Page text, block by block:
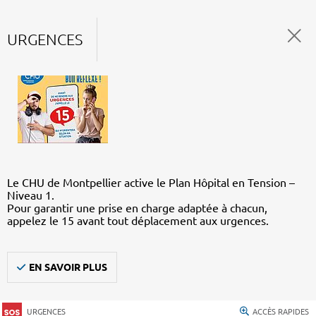
URGENCES
Le CHU de Montpellier active le Plan Hôpital en Tension –
Niveau 1.
Pour garantir une prise en charge adaptée à chacun,
appelez le 15 avant tout déplacement aux urgences.
EN SAVOIR PLUS
URGENCES ACCÈS RAPIDES